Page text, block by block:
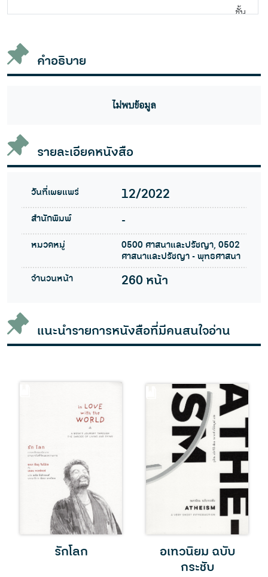
ชั้น
คำอธิบาย
ไม่พบข้อมูล
รายละเอียดหนังสือ
วันที่เผยแพร่ 12/2022
สำนักพิมพ์ -
หมวดหมู่
0500 ศาสนาและปรัชญา, 0502
ศาสนาและปรัชญา - พุทธศาสนา
จำนวนหน้า
260 หน้า
แนะนำรายการหนังสือที่มีคนสนใจอ่าน
รักโลก
อเทวนิยม ฉบับ
กระชับ